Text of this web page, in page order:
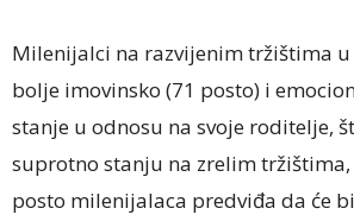
Milenijalci na razvijenim tržištima
bolje imovinsko (71 posto) i
stanje u odnosu na svoje roditelje,
suprotno stanju na zrelim
posto milenijalaca predviđa da će